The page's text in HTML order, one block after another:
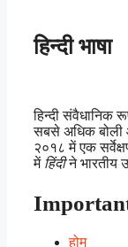
हिन्दी भाषा
हिन्दी संवैधानिक
सबसे अधिक बोली
२०१८ में एक
में हिंदीने भारतीय
होम